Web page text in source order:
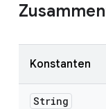
Konstanten
String